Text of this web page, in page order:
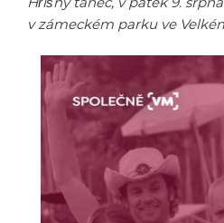
v zámeckém parku ve